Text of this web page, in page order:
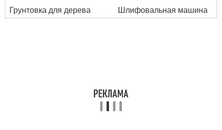
Грунтовка для дерева
Шлифовальная машина